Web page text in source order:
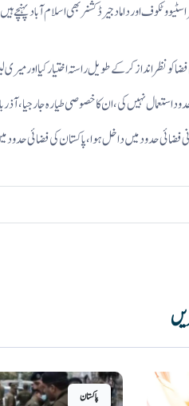
اور داماد جیرڈ کشنر بھی اسلام آباد پہنچے
انداز کرکے طویل راستہ اختیار کیا اور
نہیں کی، ان کا خصوصی طیارہ جارجیا،
پاکستان